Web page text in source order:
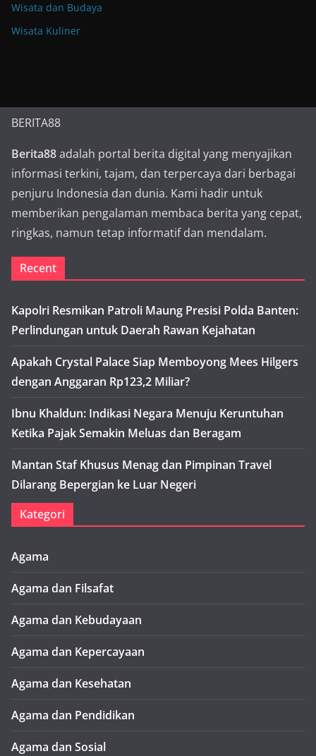
Wisata dan Budaya
Wisata Kuliner
BERITA88
Berita88adalah portal berita digital yang menyajikan
informasi terkini, tajam, dan terpercaya dari berbagai
penjuru Indonesia dan dunia. Kami hadir untuk
memberikan pengalaman membaca berita yang cepat,
ringkas, namun tetap informatif dan mendalam.
Recent
Kapolri Resmikan Patroli Maung Presisi Polda Banten:
Perlindungan untuk Daerah Rawan Kejahatan
Apakah Crystal Palace Siap Memboyong Mees Hilgers
dengan Anggaran Rp123,2 Miliar?
Ibnu Khaldun: Indikasi Negara Menuju Keruntuhan
Ketika Pajak Semakin Meluas dan Beragam
Mantan Staf Khusus Menag dan Pimpinan Travel
Dilarang Bepergian ke Luar Negeri
Kategori
Agama
Agama dan Filsafat
Agama dan Kebudayaan
Agama dan Kepercayaan
Agama dan Kesehatan
Agama dan Pendidikan
Agama dan Sosial